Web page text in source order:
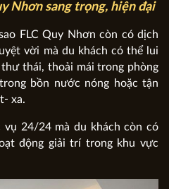
Nhơn sang trọng, hiện đại
FLC Quy Nhơn còn có dịch
vời mà du khách có thể lui
thái, thoải mái trong phòng
bồn nước nóng hoặc tận
xa.
vụ 24/24 mà du khách còn có
động giải trí trong khu vực